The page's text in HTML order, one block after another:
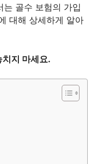
는 골수 보험의 가입
대해 상세하게 알아
지 마세요.